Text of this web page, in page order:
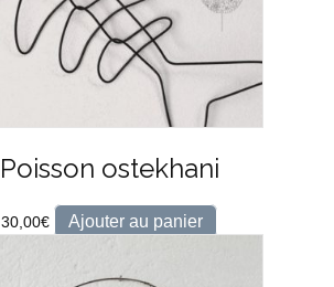
Poisson ostekhani
30,00€ Ajouter au panier